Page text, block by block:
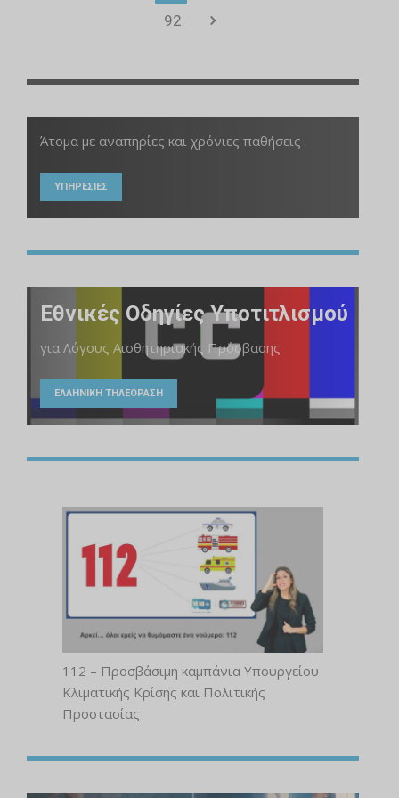
92
Άτομα με αναπηρίες και χρόνιες παθήσεις
ΥΠΗΡΕΣΙΕΣ
Εθνικές Οδηγίες Υποτιτλισμού
για Λόγους Αισθητηριακής Πρόσβασης
ΕΛΛΗΝΙΚΗ ΤΗΛΕΟΡΑΣΗ
112 – Προσβάσιμη καμπάνια Υπουργείου
Κλιματικής Κρίσης και Πολιτικής
Προστασίας